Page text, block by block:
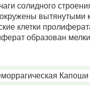
солидного
вытянутыми
клетки
образован